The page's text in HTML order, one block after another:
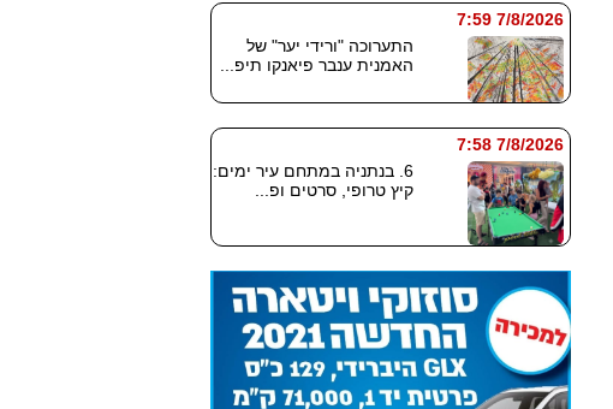
7/8/2026 7:59
התערוכה "ורידי יער" של
האמנית ענבר פיאנקו תיפ...
7/8/2026 7:58
6. בנתניה במתחם עיר ימים:
קיץ טרופי, סרטים ופ...